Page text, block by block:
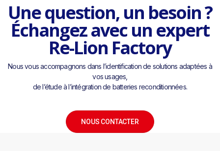
Une question, un besoin ?
Échangez avec un expert
Re-Lion Factory
Nous vous accompagnons dans l’identification de solutions adaptées à
vos usages,
de l’étude à l’intégration de batteries reconditionnées.
NOUS CONTACTER